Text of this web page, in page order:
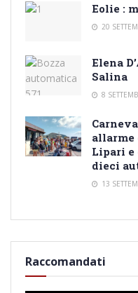
Eolie :
20
Elena
Salina
8
allarme
Lipari e
dieci
13
Raccomandati